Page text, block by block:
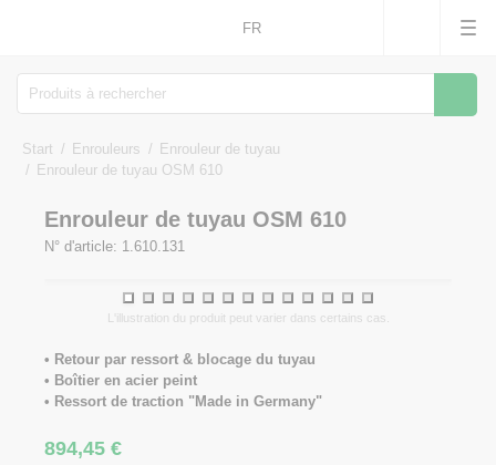
FR
Start Enrouleurs
Enrouleur de tuyau
Enrouleur de tuyau OSM 610
Enrouleur de tuyau OSM 610
N° d'article: 1.610.131
1 2 3 4 5 6 7 8 9 10 11 12 13
L'illustration du produit peut varier dans certains cas.
• Retour par ressort & blocage du tuyau
• Boîtier en acier peint
• Ressort de traction "Made in Germany"
894,45 €